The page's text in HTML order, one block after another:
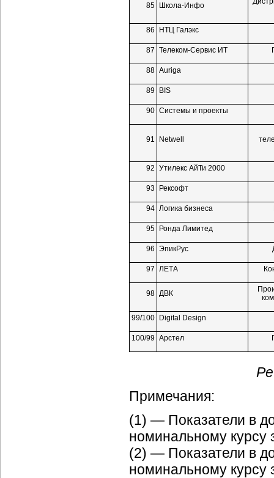
85 Школа-Инфо
86 НТЦ Галэкс
87 Телеком-Сервис ИТ
88 Auriga
89 BIS
90 Системы и проекты
91 Netwell
92 Утилекс АйТи 2000
93 Рексофт
94 Логика бизнеса
95 Ронда Лимитед
96 ЭпикРус
97 ЛЕТА
98 ДВК
99/100 Digital Design
100/99 Арстел
Примечания:
(1) — Показатели в
номинальному курсу
(2) — Показатели в
номинальному курсу